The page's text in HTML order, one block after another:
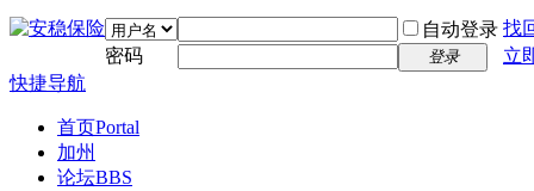
自动登录 找
密码
登录
立
快捷导航
首页Portal
加州
论坛BBS